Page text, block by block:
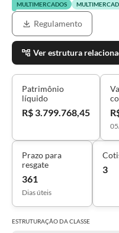
MULTIMERCADOS
Regulamento
Ver estrutura
Patrimônio
líquido
R$ 3.799.768,45
Prazo para
resgate
361
Dias úteis
3
ESTRUTURAÇÃO DACLASSE